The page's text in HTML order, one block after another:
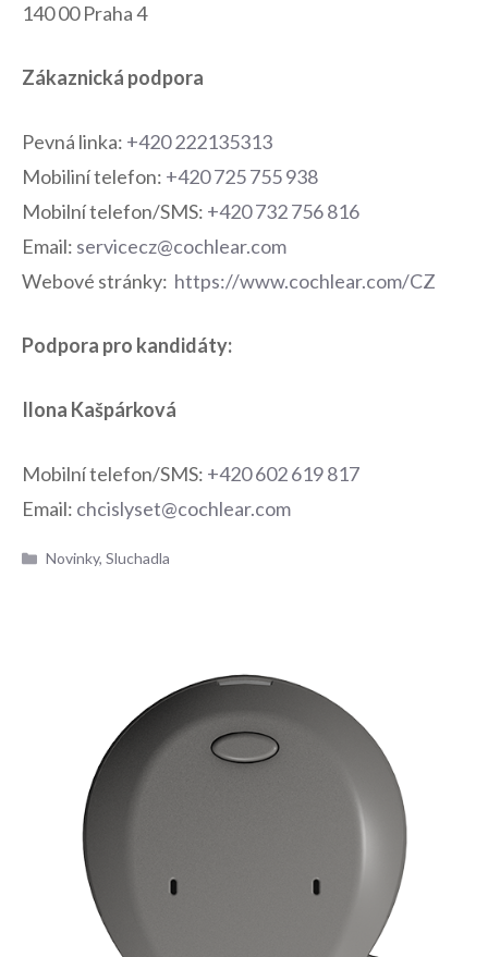
140 00 Praha 4
Zákaznická podpora
Pevná linka: +420 222135313
Mobiliní telefon: +420 725 755 938
Mobilní telefon/SMS: +420 732 756 816
Email: servicecz@cochlear.com
Webové stránky: https://www.cochlear.com/CZ
Podpora pro kandidáty:
Ilona Kašpárková
Mobilní telefon/SMS: +420 602 619 817
Email: chcislyset@cochlear.com
Rubriky
Novinky,Sluchadla